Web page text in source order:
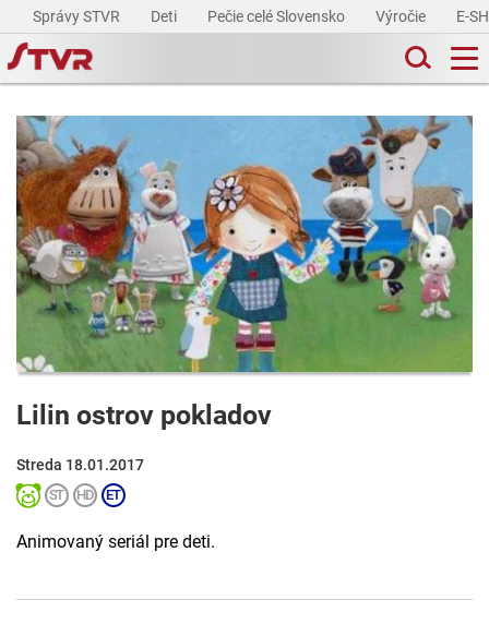
Správy STVR Deti Pečie celé Slovensko Výročie E-
Lilin ostrov pokladov
Streda 18.01.2017
Animovaný seriál pre deti.